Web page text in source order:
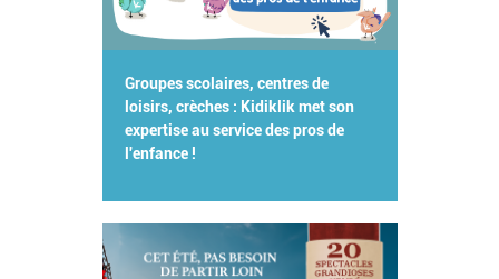
Groupes scolaires, centres de
loisirs, crèches : Kidiklik met son
expertise au service des pros de
l'enfance !